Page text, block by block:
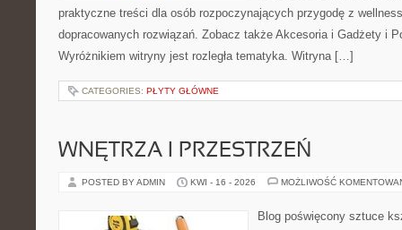
praktyczne treści dla osób rozpoczynających przygodę z
dopracowanych rozwiązań. Zobacz także Akcesoria i Gadżety i
Wyróżnikiem witryny jest rozległa tematyka. Witryna […]
CATEGORIES: PŁYTY GŁÓWNE
WNĘTRZA I PRZESTRZEŃ
POSTED BY ADMIN KWI - 16 - 2026 MOŻLIWOŚĆ
Blog poświęcony sztuce